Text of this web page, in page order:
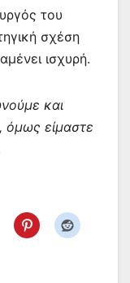
του
σχέση
ισχυρή.
και
όμως είμαστε